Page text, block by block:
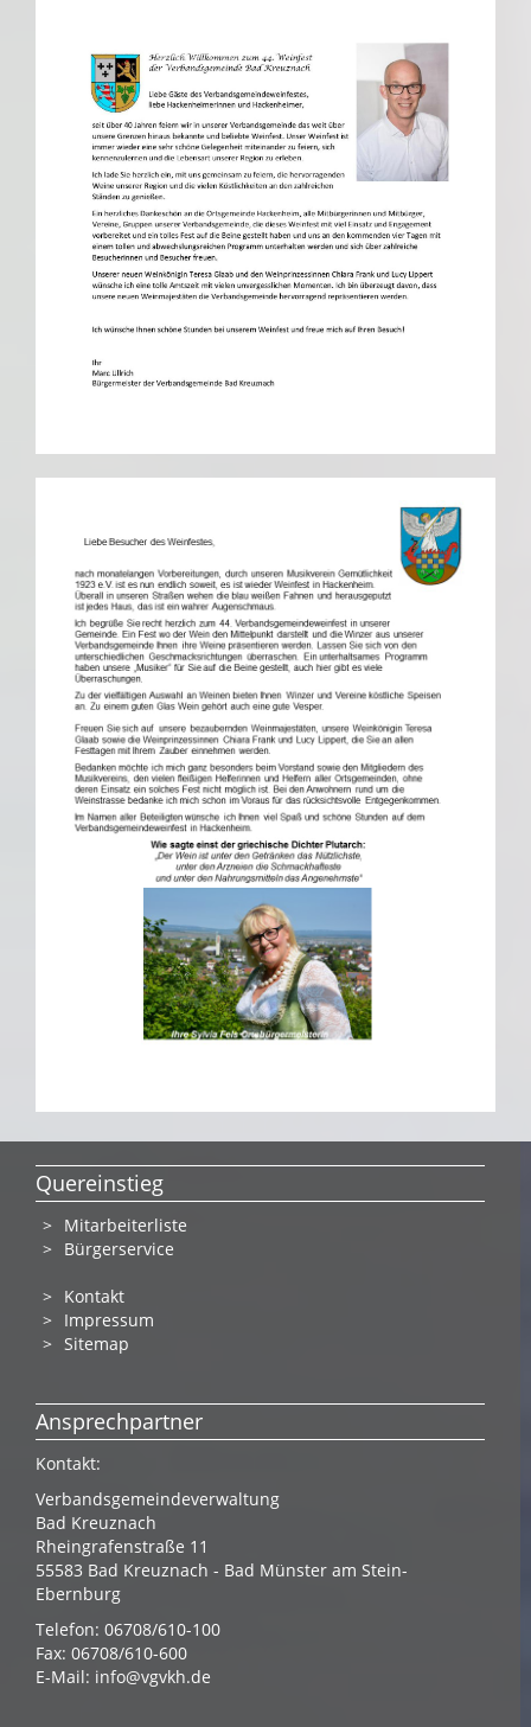
Quereinstieg
Mitarbeiterliste
Bürgerservice
Kontakt
Impressum
Sitemap
Ansprechpartner
Kontakt:
Verbandsgemeindeverwaltung
Bad Kreuznach
Rheingrafenstraße 11
55583 Bad Kreuznach - Bad Münster am Stein-
Ebernburg
Telefon: 06708/610-100
Fax: 06708/610-600
E-Mail: info@vgvkh.de